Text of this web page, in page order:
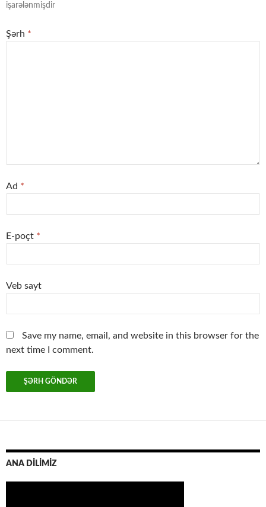
işarələnmişdir
Şərh *
Ad *
E-poçt *
Veb sayt
Save my name, email, and website in this browser for the
next time I comment.
ANA DİLİMİZ